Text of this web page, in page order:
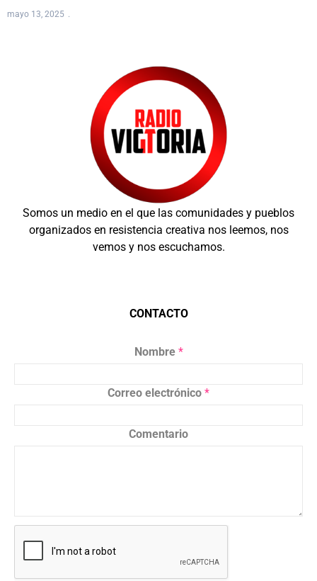
mayo 13, 2025
Somos un medio en el que las comunidades y pueblos
organizados en resistencia creativa nos leemos, nos
vemos y nos escuchamos.
CONTACTO
Nombre *
Correo electrónico *
Comentario